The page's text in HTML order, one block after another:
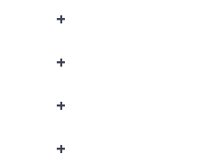
+
+
+
+